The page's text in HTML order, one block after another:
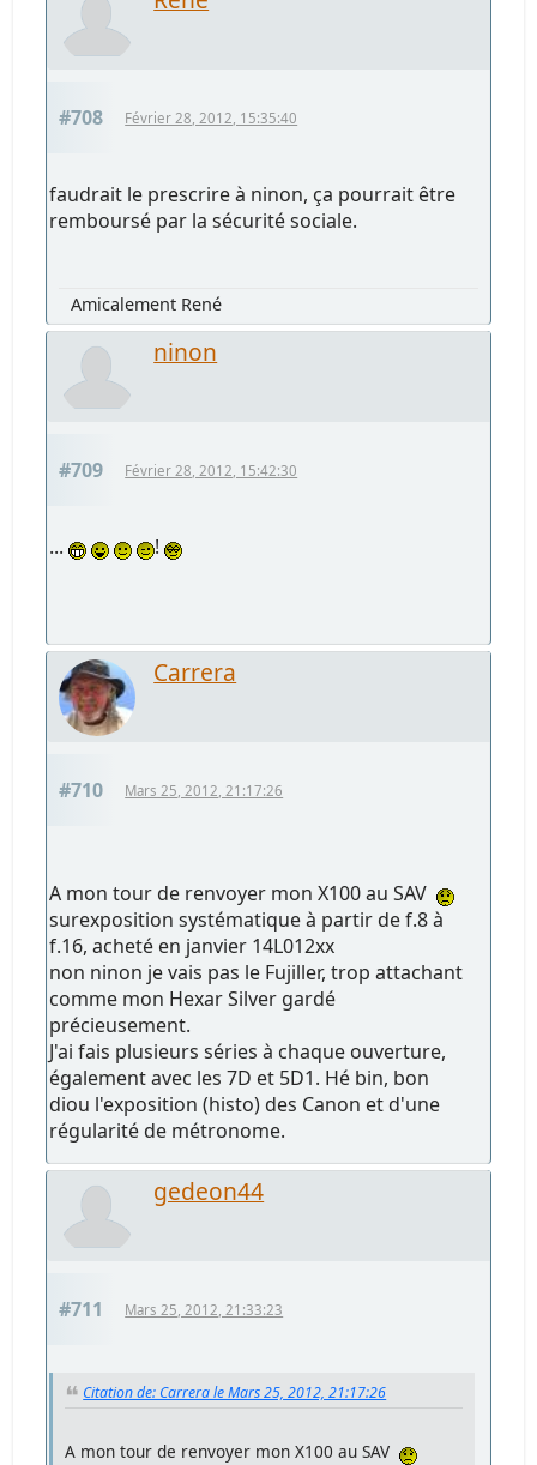
#708 Février 28, 2012, 15:35:40
faudrait le prescrire à ninon, ça pourrait être
remboursé par la sécurité sociale.
Amicalement René
ninon
#709 Février 28, 2012, 15:42:30
... !
Carrera
#710 Mars 25, 2012, 21:17:26
A mon tour de renvoyer mon X100 au SAV
surexposition systématique à partir de f.8 à
f.16, acheté en janvier 14L012xx
non ninon je vais pas le Fujiller, trop attachant
comme mon Hexar Silver gardé
précieusement.
J'ai fais plusieurs séries à chaque ouverture,
également avec les 7D et 5D1. Hé bin, bon
diou l'exposition (histo) des Canon et d'une
régularité de métronome.
gedeon44
#711 Mars 25, 2012, 21:33:23
Citation de: Carrera le Mars 25, 2012, 21:17:26
A mon tour de renvoyer mon X100 au SAV